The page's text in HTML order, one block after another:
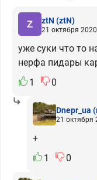
ztN (ztN)
21 октября 2020
уже суки что то
нерфа пидары
1
0
Dnepr_ua
21 октября
+
1
0